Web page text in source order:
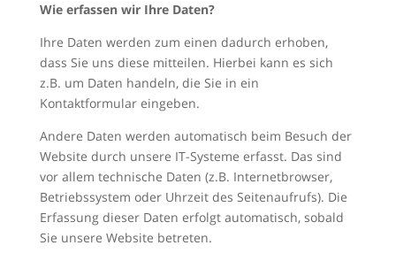
Wie erfassen wir Ihre Daten?
Ihre Daten werden zum einen dadurch erhoben,
dass Sie uns diese mitteilen. Hierbei kann es sich
z.B. um Daten handeln, die Sie in ein
Kontaktformular eingeben.
Andere Daten werden automatisch beim Besuch der
Website durch unsere IT-Systeme erfasst. Das sind
vor allem technische Daten (z.B. Internetbrowser,
Betriebssystem oder Uhrzeit des Seitenaufrufs). Die
Erfassung dieser Daten erfolgt automatisch, sobald
Sie unsere Website betreten.